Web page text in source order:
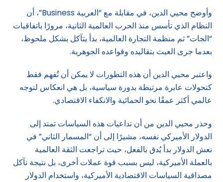
وأوضح محيي الدين، في مقابلة مع “العربية Business”، أن
النظام الذي تأسس منذ الحرب العالمية الثانية، مرورًا باتفاقيات
“الجات” ثم منظمة التجارة العالمية، بدأ يتآكل بشكل ملحوظ،
بعدما جرى العبث بتقاليده وقواعده الجوهرية.
واعتبر محيي الدين أن هذه التطورات لا يمكن أن تُفهم فقط
كتحولات عابرة مرتبطة بدورة سياسية، بل هي انعكاس لتوجه
عالمي أكثر عمقًا نحو الحمائية والانكفاء الاقتصادي.
وحذر محيي الدين من أن تداعيات هذه السياسات تمتد إلى
الدولار الأميركي نفسه، مشيرًا إلى أن “المسمار الثاني” في
نعش الدولار بدأ يُدق بالفعل، حيث تراجعت الثقة العالمية
بالعملة الأميركية، ليس بسبب قوة عملات أخرى، بل نتيجة تآكل
مصداقية السياسات الاقتصادية الأميركية، واستخدام الدولار